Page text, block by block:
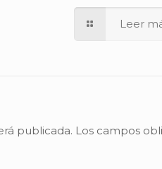
Leer
publicada. Los campos